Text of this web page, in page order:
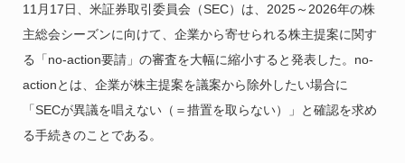
11月17日、米証券取引委員会（SEC）は、2025～2026年の株
主総会シーズンに向けて、企業から寄せられる株主提案に関す
る「no-action要請」の審査を大幅に縮小すると発表した。no-
actionとは、企業が株主提案を議案から除外したい場合に
「SECが異議を唱えない（＝措置を取らない）」と確認を求め
る手続きのことである。